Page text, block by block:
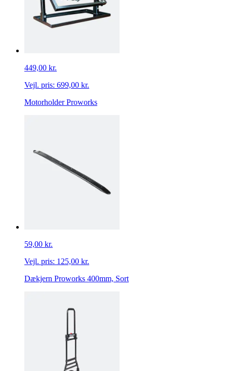
449,00 kr.
Vejl. pris: 699,00 kr.
Motorholder Proworks
59,00 kr.
Vejl. pris: 125,00 kr.
Dækjern Proworks 400mm, Sort